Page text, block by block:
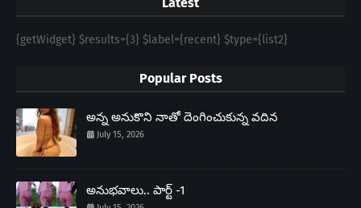
{getWidget} $results={3} $label={recent} $type={list2}
Popular Posts
అన్న అనుకొని నాతో దెంగించుకున్న వదిన
July 15, 2026
అనుభవాలు.. పార్ట్ -1